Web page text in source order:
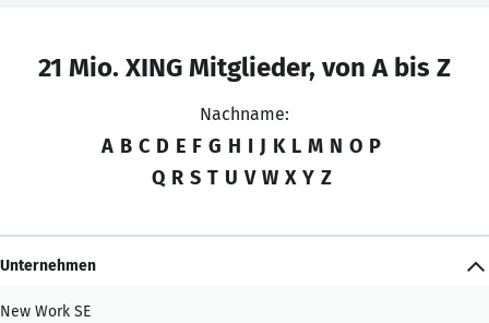
21 Mio. XING Mitglieder, von A bis Z
Nachname:
A B C D E F G H I J K L M N O P
Q R S T U V W X Y Z
Unternehmen
New Work SE